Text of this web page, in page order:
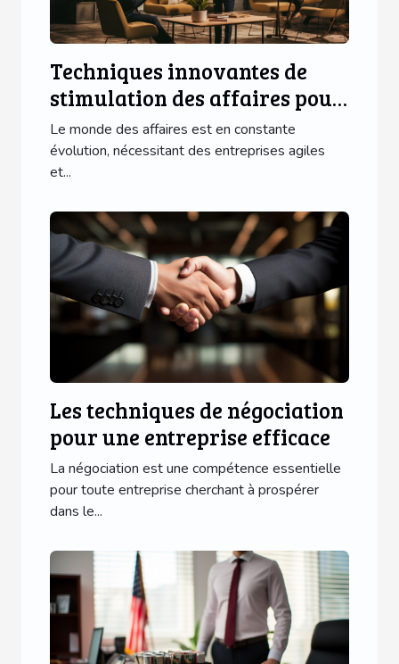
Techniques innovantes de
stimulation des affaires pour
une entreprise florissante
Le monde des affaires est en constante
évolution, nécessitant des entreprises agiles
et...
Les techniques de négociation
pour une entreprise efficace
La négociation est une compétence essentielle
pour toute entreprise cherchant à prospérer
dans le...